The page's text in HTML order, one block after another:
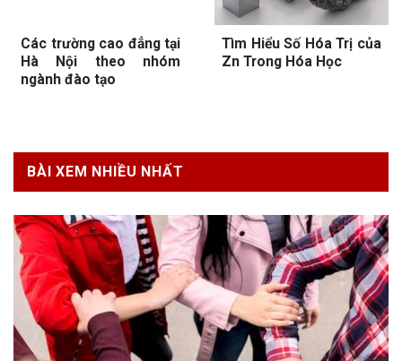
Các trường cao đẳng tại
Hà Nội theo nhóm
ngành đào tạo
Tìm Hiểu Số Hóa Trị của
Zn Trong Hóa Học
BÀI XEM NHIỀU NHẤT